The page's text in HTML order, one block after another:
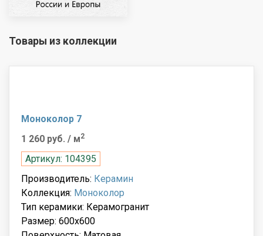
Товары из коллекции
Моноколор 7
1 260 руб. / м2
Артикул: 104395
Производитель: Керамин
Коллекция: Моноколор
Тип керамики: Керамогранит
Размер: 600x600